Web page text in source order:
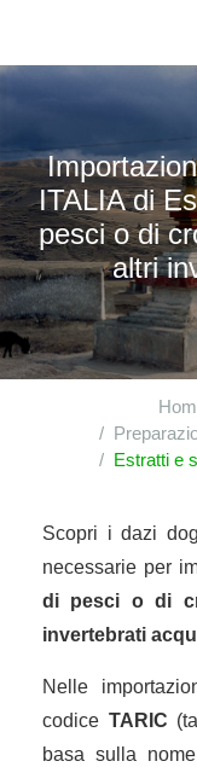
ITALIA di
pesci o di
altri
Preparazioni di
Estratti e sughi di
Scopri i dazi
necessarie per
di pesci o di
invertebrati
Nelle
codice TARIC
basa sulla